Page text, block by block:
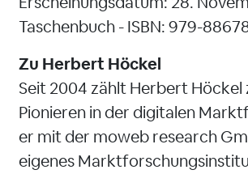
Taschenbuch - ISBN: 979-
Zu Herbert Höckel
Seit 2004 zählt Herbert Höckel
Pionieren in der digitalen
er mit der moweb research
eigenes